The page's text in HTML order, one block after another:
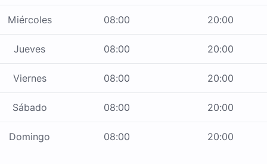
Miércoles 08:00 20:00
Jueves 08:00 20:00
Viernes 08:00 20:00
Sábado 08:00 20:00
Domingo 08:00 20:00